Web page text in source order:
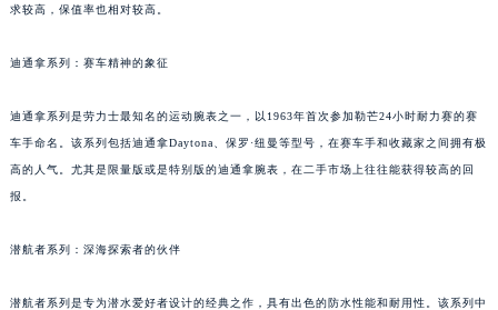
求较高，保值率也相对较高。
迪通拿系列：赛车精神的象征
迪通拿系列是劳力士最知名的运动腕表之一，以1963年首次参加勒芒24小时耐力赛的赛
车手命名。该系列包括迪通拿Daytona、保罗·纽曼等型号，在赛车手和收藏家之间拥有极
高的人气。尤其是限量版或是特别版的迪通拿腕表，在二手市场上往往能获得较高的回
报。
潜航者系列：深海探索者的伙伴
潜航者系列是专为潜水爱好者设计的经典之作，具有出色的防水性能和耐用性。该系列中